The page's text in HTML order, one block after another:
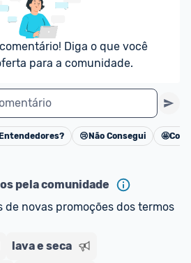
Diga o que você
para a comunidade.
Cancelar
😢 Não Consegui 🤩
pela comunidade
de novas promoções dos termos
lava e seca